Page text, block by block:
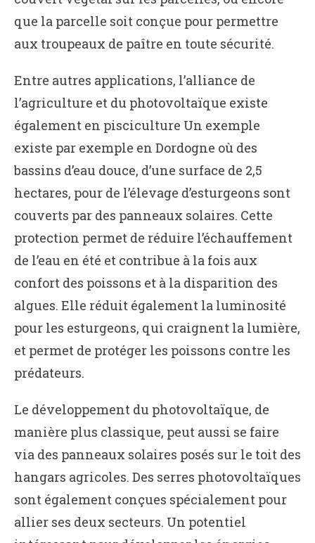
que la parcelle soit conçue pour permettre
aux troupeaux de paître en toute sécurité.
Entre autres applications, l’alliance de
l’agriculture et du photovoltaïque existe
également en pisciculture Un exemple
existe par exemple en Dordogne où des
bassins d’eau douce, d’une surface de 2,5
hectares, pour de l’élevage d’esturgeons sont
couverts par des panneaux solaires. Cette
protection permet de réduire l’échauffement
de l’eau en été et contribue à la fois aux
confort des poissons et à la disparition des
algues. Elle réduit également la luminosité
pour les esturgeons, qui craignent la lumière,
et permet de protéger les poissons contre les
prédateurs.
Le développement du photovoltaïque, de
manière plus classique, peut aussi se faire
via des panneaux solaires posés sur le toit des
hangars agricoles. Des serres photovoltaïques
sont également conçues spécialement pour
allier ses deux secteurs. Un potentiel